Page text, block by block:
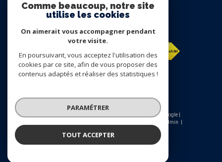
ADHÉRENTS
© 2026 | Tous droits réservés | Traduction powered by Google |
Admin
Comme beaucoup, notre site
utilise les cookies
On aimerait vous accompagner pendant
votre visite.
En poursuivant, vous acceptez l'utilisation des
cookies par ce site, afin de vous proposer des
contenus adaptés et réaliser des statistiques !
PARAMÉTRER
TOUT ACCEPTER